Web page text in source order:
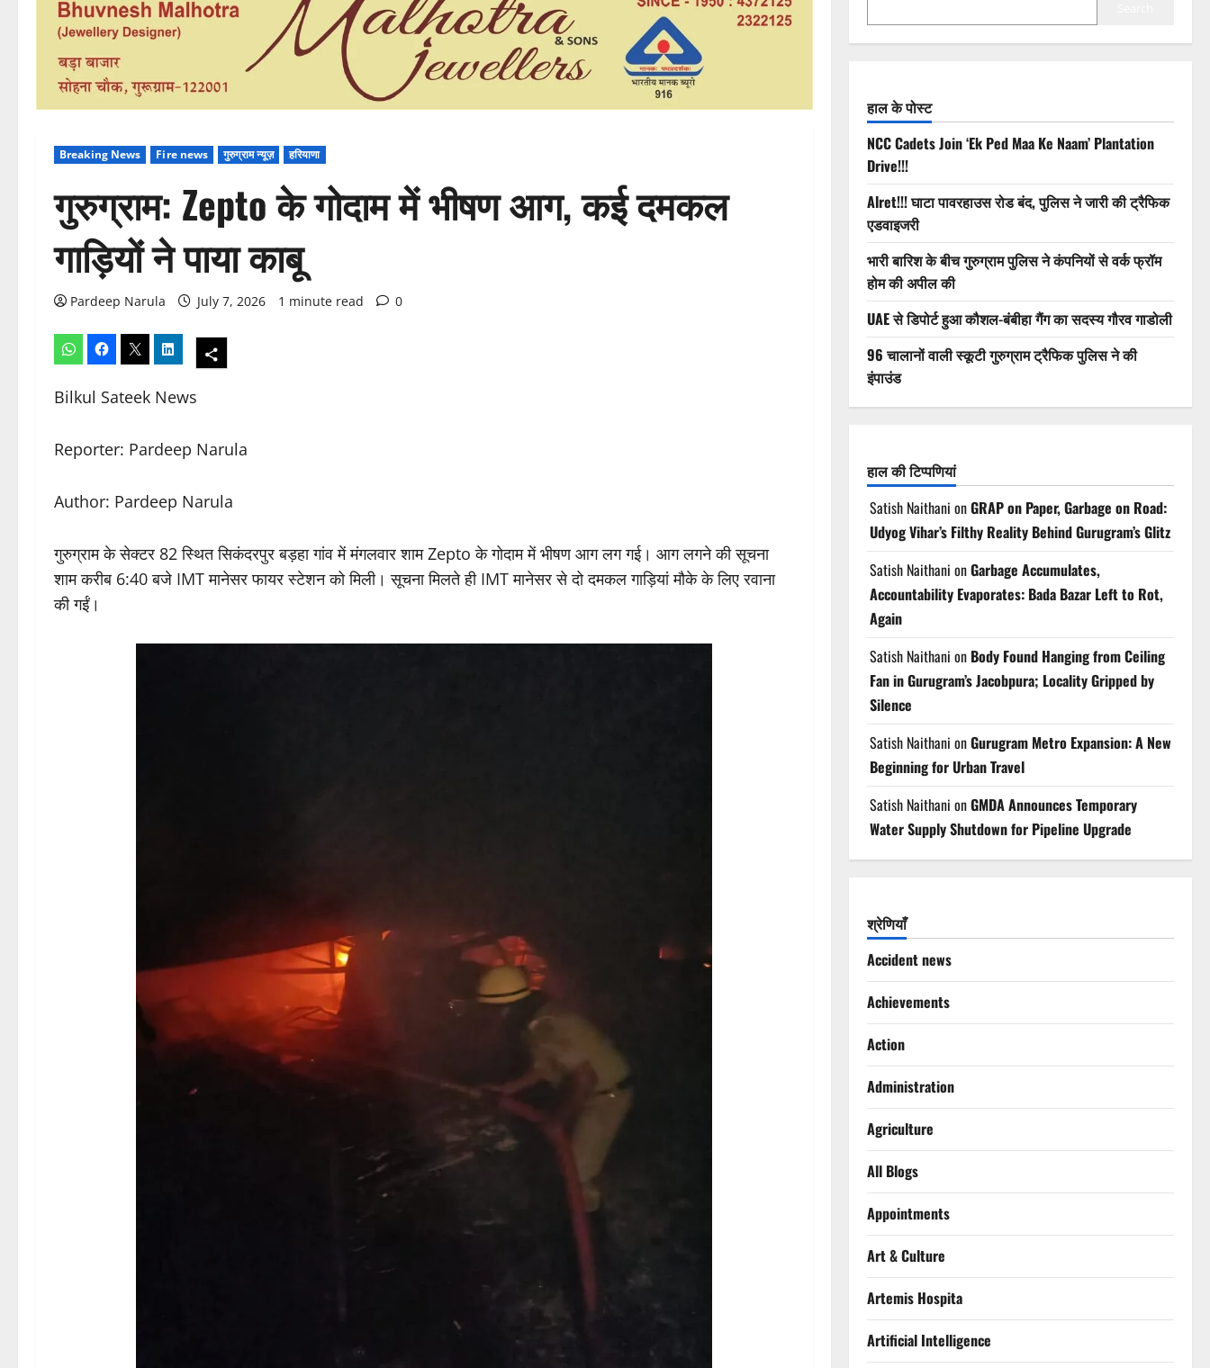
Breaking News Fire news गुरुग्राम न्यूज़ हरियाणा
गुरुग्राम: Zepto के गोदाम में भीषण आग, कई दमकल
गाड़ियों ने पाया काबू
Pardeep Narula July 7, 2026 1 minute read 0
Bilkul Sateek News
Reporter: Pardeep Narula
Author: Pardeep Narula
गुरुग्राम के सेक्टर 82 स्थित सिकंदरपुर बड़हा गांव में मंगलवार शाम Zepto के गोदाम में भीषण आग लग गई। आग लगने की सूचना
शाम करीब 6:40 बजे IMT मानेसर फायर स्टेशन को मिली। सूचना मिलते ही IMT मानेसर से दो दमकल गाड़ियां मौके के लिए रवाना
की गईं।
हाल के पोस्ट
NCC Cadets Join ‘Ek Ped Maa Ke Naam’ Plantation
Drive!!!
Alret!!! घाटा पावरहाउस रोड बंद, पुलिस ने जारी की ट्रैफिक
एडवाइजरी
भारी बारिश के बीच गुरुग्राम पुलिस ने कंपनियों से वर्क फ्रॉम
होम की अपील की
UAE से डिपोर्ट हुआ कौशल-बंबीहा गैंग का सदस्य गौरव गाडोली
96 चालानों वाली स्कूटी गुरुग्राम ट्रैफिक पुलिस ने की
इंपाउंड
हाल की टिप्पणियां
Satish Naithani onGRAP on Paper, Garbage on Road:
Udyog Vihar’s Filthy Reality Behind Gurugram’s Glitz
Satish Naithani onGarbage Accumulates,
Accountability Evaporates: Bada Bazar Left to Rot,
Again
Satish Naithani on Body Found Hanging from Ceiling
Fan in Gurugram’s Jacobpura; Locality Gripped by
Silence
Satish Naithani onGurugram Metro Expansion: A New
Beginning for Urban Travel
Satish Naithani onGMDA Announces Temporary
Water Supply Shutdown for Pipeline Upgrade
श्रेणियाँ
Accident news
Achievements
Action
Administration
Agriculture
All Blogs
Appointments
Art & Culture
Artemis Hospita
Artificial Intelligence